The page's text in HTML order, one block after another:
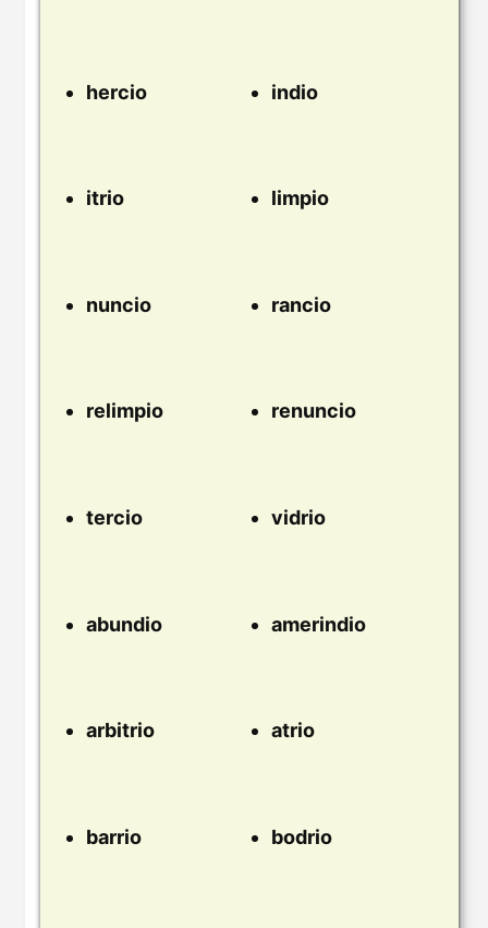
hercio indio
itrio limpio
nuncio rancio
relimpio renuncio
tercio vidrio
abundio amerindio
arbitrio atrio
barrio bodrio